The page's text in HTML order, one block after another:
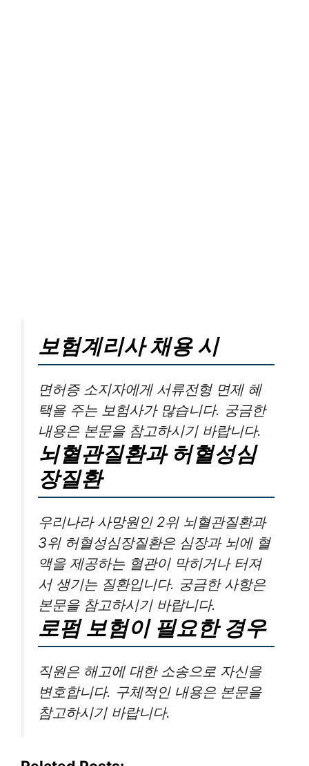
보험계리사 채용 시
면허증 소지자에게 서류전형 면제 혜
택을 주는 보험사가 많습니다. 궁금한
내용은 본문을 참고하시기 바랍니다.
뇌혈관질환과 허혈성심
장질환
우리나라 사망원인 2위 뇌혈관질환과
3위 허혈성심장질환은 심장과 뇌에 혈
액을 제공하는 혈관이 막히거나 터져
서 생기는 질환입니다. 궁금한 사항은
본문을 참고하시기 바랍니다.
로펌 보험이 필요한 경우
직원은 해고에 대한 소송으로 자신을
변호합니다. 구체적인 내용은 본문을
참고하시기 바랍니다.